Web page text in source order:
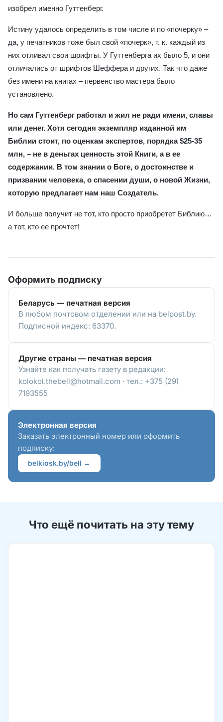
изобрел именно Гуттенберг.
Истину удалось определить в том числе и по «почерку» –
да, у печатников тоже был свой «почерк», т. к. каждый из
них отливал свои шрифты. У Гуттенберга их было 5, и они
отличались от шрифтов Шеффера и других. Так что даже
без имени на книгах – первенство мастера было
установлено.
Но сам Гуттенберг работал и жил не ради имени, славы
или денег. Хотя сегодня экземпляр изданной им
Библии стоит, по оценкам экспертов, порядка $25-35
млн, – не в деньгах ценность этой Книги, а в ее
содержании. В том знании о Боге, о достоинстве и
призвании человека, о спасении души, о новой Жизни,
которую предлагает нам наш Создатель.
И больше получит не тот, кто просто приобретет Библию…
а тот, кто ее прочтет!
Оформить подписку
Беларусь — печатная версия
В любом почтовом отделении или на belpost.by.
Подписной индекс: 63370.
Другие страны — печатная версия
Узнайте как получать газету в редакции:
kolokol.thebell@hotmail.com · тел.: +375 (29)
7193555
Электронная версия
Заказать электронный номер или оформить
подписку:
belkiosk.by/bell →
Что ещё почитать на эту тему